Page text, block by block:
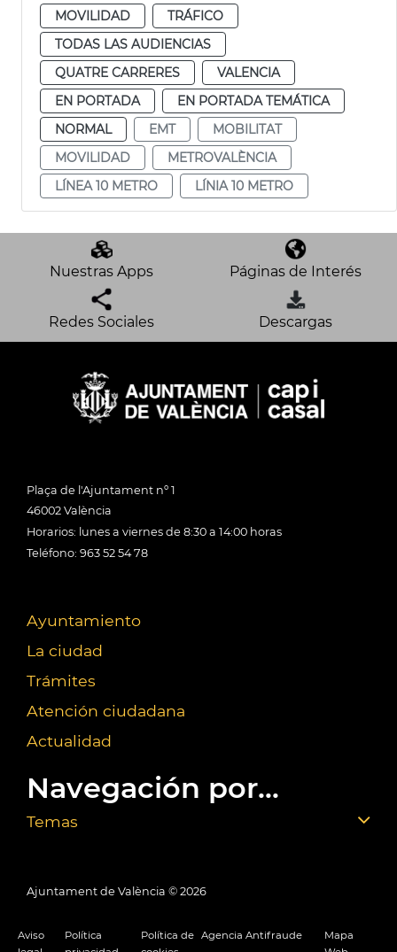
MOVILIDAD
TRÁFICO
TODAS LAS AUDIENCIAS
QUATRE CARRERES
VALENCIA
EN PORTADA
EN PORTADA TEMÁTICA
NORMAL
EMT
MOBILITAT
MOVILIDAD
METROVALÈNCIA
LÍNEA 10 METRO
LÍNIA 10 METRO
Nuestras Apps Páginas de Interés
Redes Sociales Descargas
Plaça de l'Ajuntament nº 1
46002 València
Horarios: lunes a viernes de 8:30 a 14:00 horas
Teléfono: 963 52 54 78
Ayuntamiento
La ciudad
Trámites
Atención ciudadana
Actualidad
Navegación por...
Temas
Ajuntament de València © 2026
Aviso
Política
Política de Agencia Antifraude
Mapa